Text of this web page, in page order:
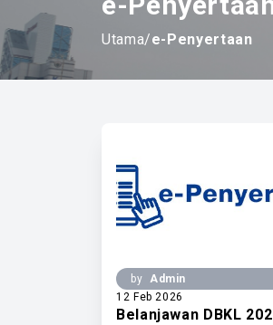
Utama/e-Penyertaan
by Admin
12 Feb 2026
Belanjawan DBKL